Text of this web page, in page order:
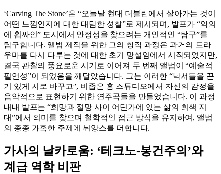
‘Carving The Stone’은 “오늘날 현대 더블린에서 살아가는 것이
어떤 느낌인지에 대한 대담한 성찰”로 제시되며, 발프가 “악의
에 휩싸인” 도시에서 안정성을 찾으려는 개인적인 “탐구”를
탐구합니다. 앨범 제작을 위한 그의 창작 과정은 과거의 트라
우마를 다시 다루는 것에 대한 초기 망설임에서 시작되었지만,
결국 관찰의 풍요로운 시기로 이어져 두 번째 앨범이 “예술적
필연성”이 되었음을 깨달았습니다. 그는 이러한 “낙서들을 끈
기 있게 시로 바꾸고”, 비좁은 홈 스튜디오에서 자신의 감정을
음악적으로 표현하기 위한 연주곡들을 만들었습니다. 이 과정
내내 발프는 “희망과 절망 사이 어딘가에 있는 삶의 회색 지
대”에서 의미를 찾으며 철학적인 접근 방식을 유지하여, 앨범
의 종종 가혹한 주제에 뉘앙스를 더합니다.
가사의 날카로움: ‘테크노-봉건주의’와
계급 역학 비판